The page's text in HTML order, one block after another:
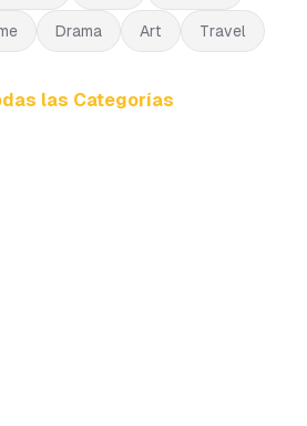
Drama Art Travel
las Categorías